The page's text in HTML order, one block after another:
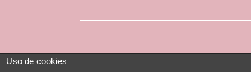
Uso de cookies